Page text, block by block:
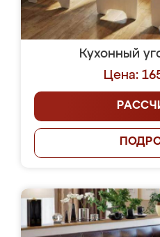
Кухонный
Цена: